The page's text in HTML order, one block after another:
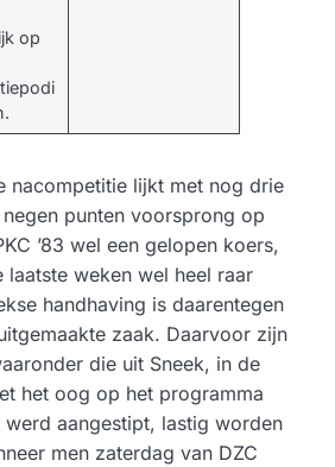
op
nacompetitie lijkt met nog drie
punten voorsprong op
’83 wel een gelopen koers,
weken wel heel raar
handhaving is daarentegen
zaak. Daarvoor zijn
die uit Sneek, in de
het oog op het programma
aangestipt, lastig worden
men zaterdag van DZC